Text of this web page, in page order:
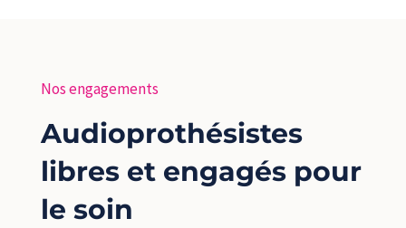
Nos engagements
Audioprothésistes
libres et engagés pour
le soin